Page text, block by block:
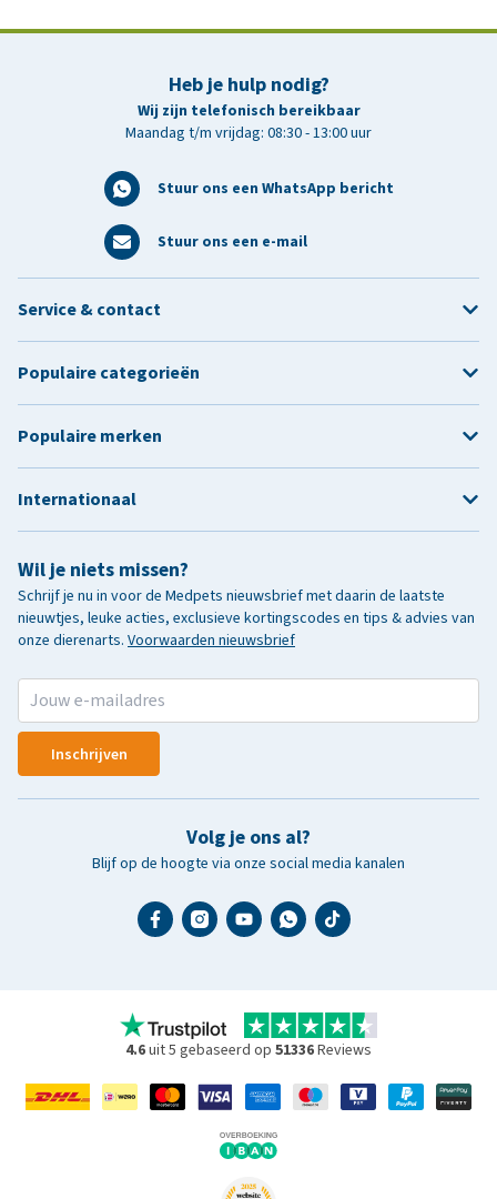
Heb je hulp nodig?
Wij zijn telefonisch bereikbaar
Maandag t/m vrijdag: 08:30 - 13:00 uur
Stuur ons een WhatsApp bericht
Stuur ons een e-mail
Wil je niets missen?
Schrijf je nu in voor de Medpets nieuwsbrief met daarin de laatste
nieuwtjes, leuke acties, exclusieve kortingscodes en tips & advies van
onze dierenarts. Voorwaarden nieuwsbrief
Inschrijven
Volg je ons al?
Blijf op de hoogte via onze social media kanalen
Service & contact
Populaire categorieën
Populaire merken
Internationaal
4.6uit 5 gebaseerd op 51336Reviews